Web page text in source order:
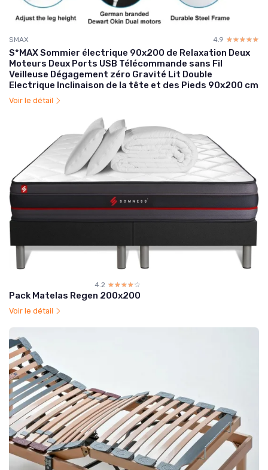
SMAX 4.9 ☆☆☆☆☆
★★★★★
S*MAX Sommier électrique 90x200 de Relaxation Deux
Moteurs Deux Ports USB Télécommande sans Fil
Veilleuse Dégagement zéro Gravité Lit Double
Electrique Inclinaison de la tête et des Pieds 90x200 cm
Voir le détail
4.2 ☆☆☆☆☆
★★★★★
Pack Matelas Regen 200x200
Voir le détail